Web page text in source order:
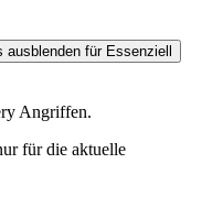
ausblenden für Essenziell
Angriffen.
für die aktuelle